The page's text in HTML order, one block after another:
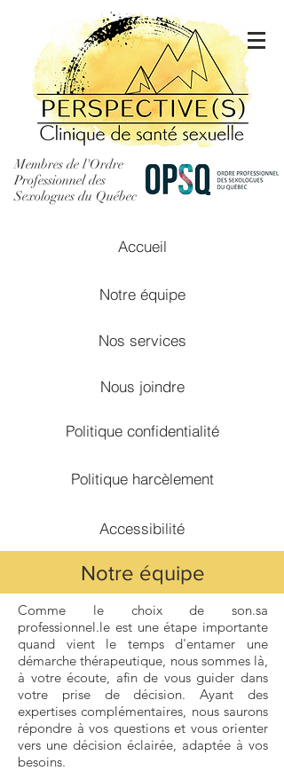
Membres de l'Ordre
Professionnel des
Sexologues du Québec
Accueil
Notre équipe
Nos services
Nous joindre
Politique confidentialité
Politique harcèlement
Accessibilité
Notre équipe
Comme le choix de son.sa
professionnel.le est une étape importante
quand vient le temps d'entamer une
démarche thérapeutique, nous sommes là,
à votre écoute, afin de vous guider dans
votre prise de décision. Ayant des
expertises complémentaires, nous saurons
répondre à vos questions et vous orienter
vers une décision éclairée, adaptée à vos
besoins.